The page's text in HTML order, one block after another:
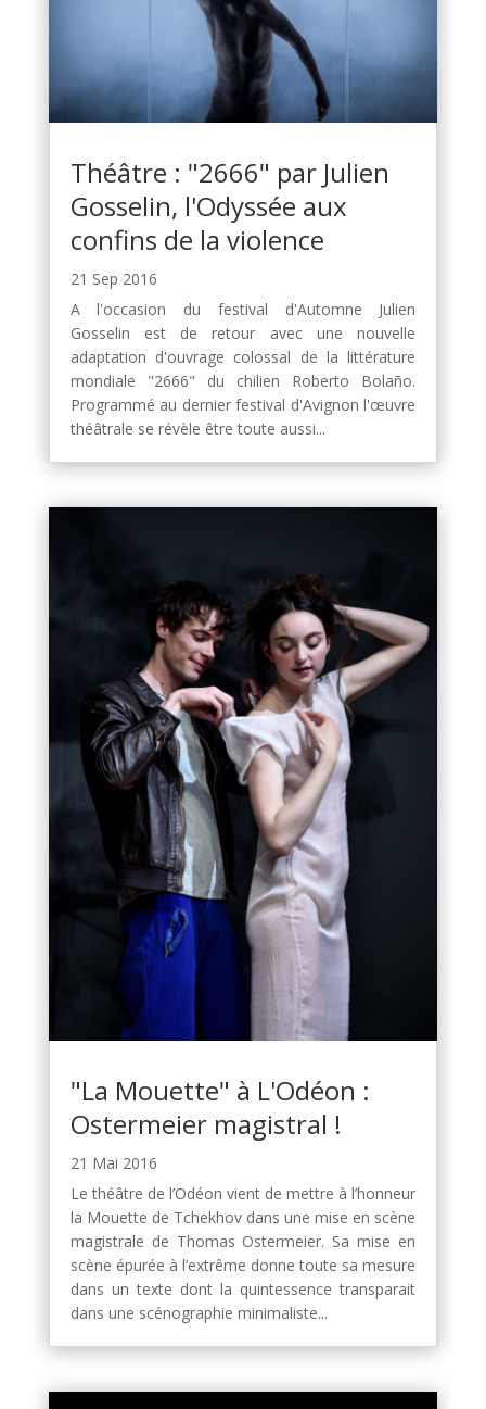
Théâtre : "2666" par Julien
Gosselin, l'Odyssée aux
confins de la violence
21 Sep 2016
A l'occasion du festival d'Automne Julien
Gosselin est de retour avec une nouvelle
adaptation d'ouvrage colossal de la littérature
mondiale "2666" du chilien Roberto Bolaño.
Programmé au dernier festival d'Avignon l'œuvre
théâtrale se révèle être toute aussi...
"La Mouette" à L'Odéon :
Ostermeier magistral !
21 Mai 2016
Le théâtre de l’Odéon vient de mettre à l’honneur
la Mouette de Tchekhov dans une mise en scène
magistrale de Thomas Ostermeier. Sa mise en
scène épurée à l’extrême donne toute sa mesure
dans un texte dont la quintessence transparait
dans une scénographie minimaliste...